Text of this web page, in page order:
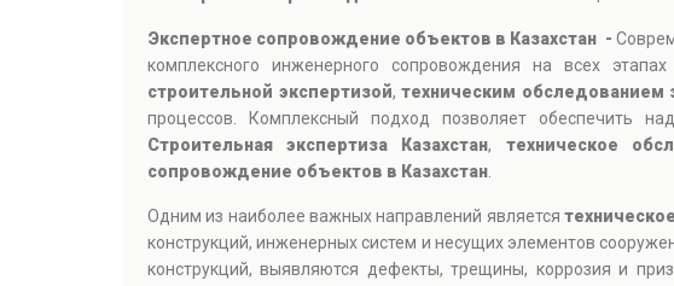
Экспертное сопровождение объектов в Казахстан -
комплексного инженерного сопровождения на всех
строительной экспертизой, техническим обследованием
процессов. Комплексный подход позволяет обеспечить
Строительная экспертиза Казахстан, техническое
сопровождение объектов в Казахстан
Одним из наиболее важных направлений является
конструкций, инженерных систем и несущих элементов
конструкций, выявляются дефекты, трещины, коррозия и